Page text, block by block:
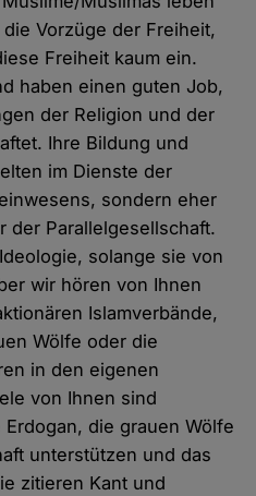
Vorzüge der Freiheit,
Freiheit kaum ein.
haben einen guten Job,
der Religion und der
Ihre Bildung und
im Dienste der
sondern eher
der Parallelgesellschaft.
solange sie von
wir hören von Ihnen
Islamverbände,
Wölfe oder die
in den eigenen
von Ihnen sind
die grauen Wölfe
unterstützen und das
zitieren Kant und